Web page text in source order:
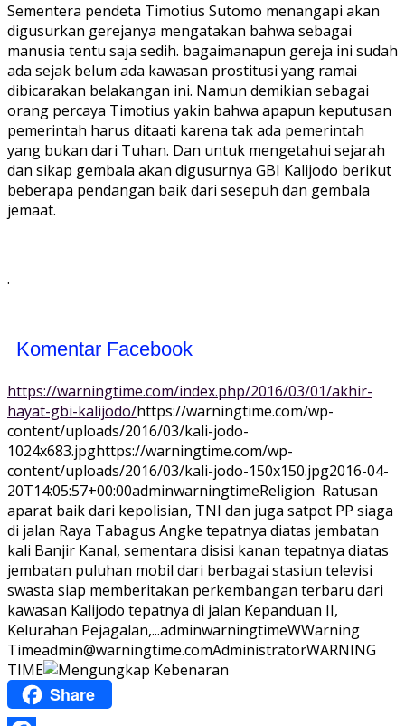
Sementera pendeta Timotius Sutomo menangapi akan
digusurkan gerejanya mengatakan bahwa sebagai
manusia tentu saja sedih. bagaimanapun gereja ini sudah
ada sejak belum ada kawasan prostitusi yang ramai
dibicarakan belakangan ini. Namun demikian sebagai
orang percaya Timotius yakin bahwa apapun keputusan
pemerintah harus ditaati karena tak ada pemerintah
yang bukan dari Tuhan. Dan untuk mengetahui sejarah
dan sikap gembala akan digusurnya GBI Kalijodo berikut
beberapa pendangan baik dari sesepuh dan gembala
jemaat.
.
Komentar Facebook
https://warningtime.com/index.php/2016/03/01/akhir-
hayat-gbi-kalijodo/https://warningtime.com/wp-
content/uploads/2016/03/kali-jodo-
1024x683.jpghttps://warningtime.com/wp-
content/uploads/2016/03/kali-jodo-150x150.jpg2016-04-
20T14:05:57+00:00adminwarningtimeReligion Ratusan
aparat baik dari kepolisian, TNI dan juga satpot PP siaga
di jalan Raya Tabagus Angke tepatnya diatas jembatan
kali Banjir Kanal, sementara disisi kanan tepatnya diatas
jembatan puluhan mobil dari berbagai stasiun televisi
swasta siap memberitakan perkembangan terbaru dari
kawasan Kalijodo tepatnya di jalan Kepanduan II,
Kelurahan Pejagalan,...adminwarningtimeWWarning
Timeadmin@warningtime.comAdministratorWARNING
TIME
Share